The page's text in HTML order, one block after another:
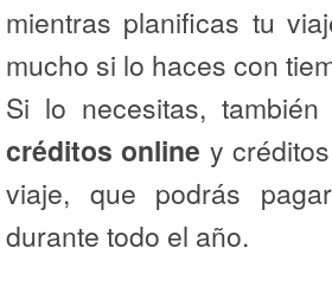
mientras planificas tu
mucho si lo haces con
Si lo necesitas,
créditos online y
viaje, que podrás
durante todo el año.